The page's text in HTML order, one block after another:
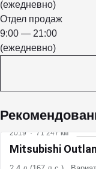
(ежедневно)
Отдел продаж
9:00 — 21:00
(ежедневно)
2019 · 71 247 км
Mitsubishi